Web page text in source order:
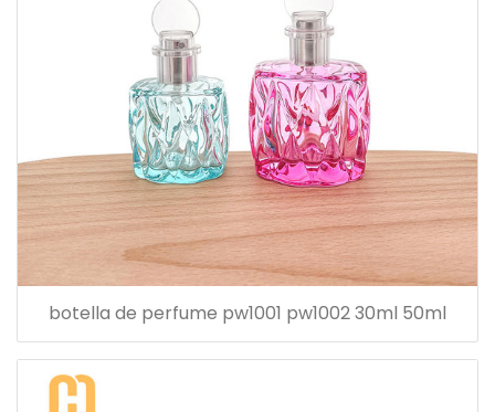
botella de perfume pw1001 pw1002 30ml 50ml